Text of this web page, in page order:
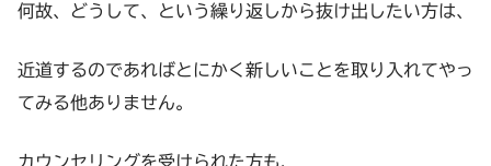
何故、どうして、という繰り返しから抜け出したい方は、
近道するのであればとにかく新しいことを取り入れてやっ
てみる他ありません。
カウンセリングを受けられた方も、